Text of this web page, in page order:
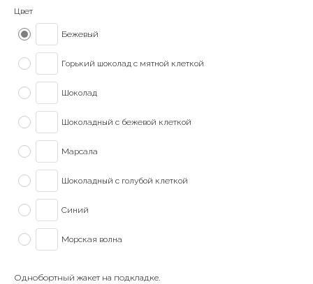
Цвет
Бежевый
Горький шоколад с мятной клеткой
Шоколад
Шоколадный с бежевой клеткой
Марсала
Шоколадный с голубой клеткой
Синий
Морская волна
Однобортный жакет на подкладке.